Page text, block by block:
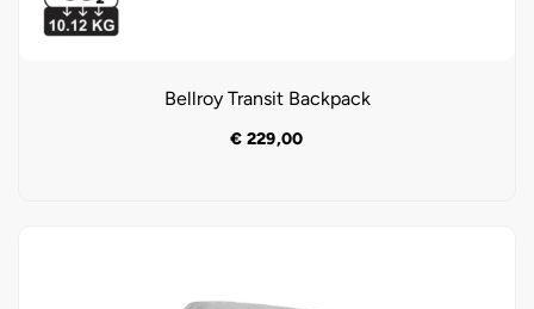
Bellroy Transit Backpack
€ 229,00